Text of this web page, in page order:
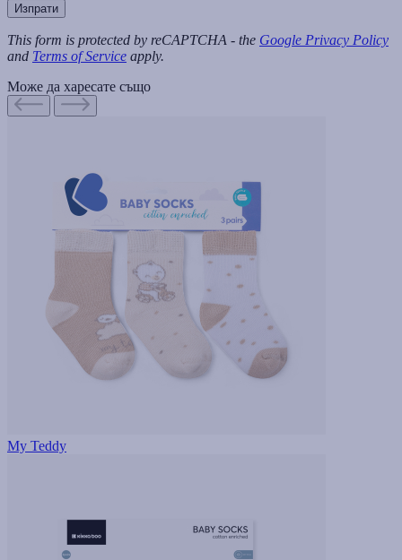
Изпрати
This form is protected by reCAPTCHA - the Google Privacy Policy
and Terms of Service apply.
Може да харесате също
My Teddy